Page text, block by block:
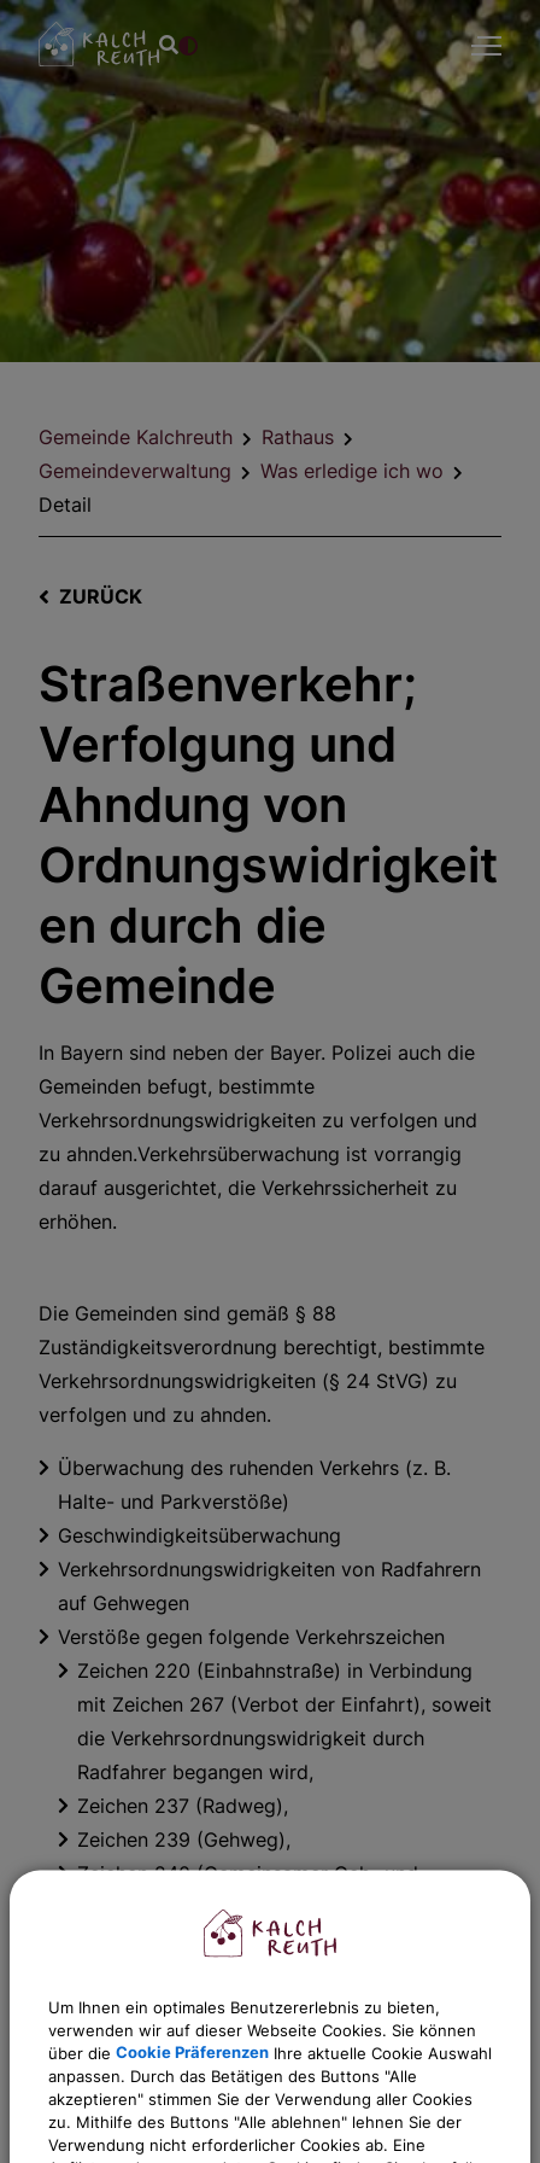
Gemeinde Kalchreuth
Rathaus
Gemeindeverwaltung
Was erledige ich wo
Detail
ZURÜCK
Straßenverkehr;
Verfolgung und
Ahndung von
Ordnungswidrigkeit
en durch die
Gemeinde
In Bayern sind neben der Bayer. Polizei auch die
Gemeinden befugt, bestimmte
Verkehrsordnungswidrigkeiten zu verfolgen und
zu ahnden.Verkehrsüberwachung ist vorrangig
darauf ausgerichtet, die Verkehrssicherheit zu
erhöhen.
Die Gemeinden sind gemäß § 88
Zuständigkeitsverordnung berechtigt, bestimmte
Verkehrsordnungswidrigkeiten (§ 24 StVG) zu
verfolgen und zu ahnden.
Überwachung des ruhenden Verkehrs (z. B.
Halte- und Parkverstöße)
Geschwindigkeitsüberwachung
Verkehrsordnungswidrigkeiten von Radfahrern
auf Gehwegen
Verstöße gegen folgende Verkehrszeichen
Zeichen 220 (Einbahnstraße) in Verbindung
mit Zeichen 267 (Verbot der Einfahrt), soweit
die Verkehrsordnungswidrigkeit durch
Radfahrer begangen wird,
Zeichen 237 (Radweg),
Zeichen 239 (Gehweg),
Zeichen 240 (Gemeinsamer Geh- und
Zeichen 241 (Getrennter Geh- und Radweg),
einer Fußgängerzone),
Zeichen 244.1 und 244.2 (Beginn und Ende
einer Fahrradstraße),
Zeichen 325.1 und 325.2 (Beginn und Ende
eines verkehrsberuhigten Bereichs).
Um Ihnen ein optimales Benutzererlebnis zu bieten,
verwenden wir auf dieser Webseite Cookies. Sie können
über die Cookie Präferenzen Ihre aktuelle Cookie Auswahl
anpassen. Durch das Betätigen des Buttons "Alle
akzeptieren" stimmen Sie der Verwendung aller Cookies
zu. Mithilfe des Buttons "Alle ablehnen" lehnen Sie der
Verwendung nicht erforderlicher Cookies ab. Eine